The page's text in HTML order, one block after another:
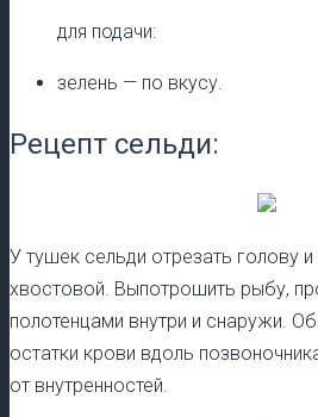
для подачи:
зелень — по вкусу.
Рецепт сельди:
У тушек сельди отрезать голову
хвостовой. Выпотрошить рыбу,
полотенцами внутри и снаружи.
остатки крови вдоль
от внутренностей.